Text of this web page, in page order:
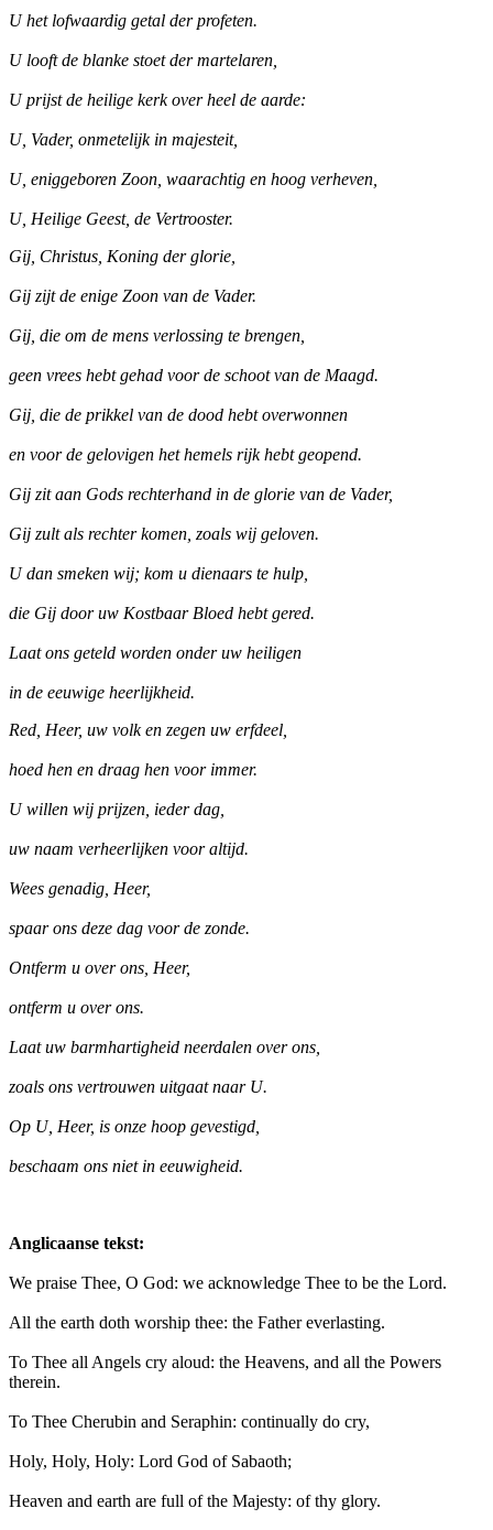
U het lofwaardig getal der profeten.
U looft de blanke stoet der martelaren,
U prijst de heilige kerk over heel de aarde:
U, Vader, onmetelijk in majesteit,
U, eniggeboren Zoon, waarachtig en hoog verheven,
U, Heilige Geest, de Vertrooster.
Gij, Christus, Koning der glorie,
Gij zijt de enige Zoon van de Vader.
Gij, die om de mens verlossing te brengen,
geen vrees hebt gehad voor de schoot van de Maagd.
Gij, die de prikkel van de dood hebt overwonnen
en voor de gelovigen het hemels rijk hebt geopend.
Gij zit aan Gods rechterhand in de glorie van de Vader,
Gij zult als rechter komen, zoals wij geloven.
U dan smeken wij; kom u dienaars te hulp,
die Gij door uw Kostbaar Bloed hebt gered.
Laat ons geteld worden onder uw heiligen
in de eeuwige heerlijkheid.
Red, Heer, uw volk en zegen uw erfdeel,
hoed hen en draag hen voor immer.
U willen wij prijzen, ieder dag,
uw naam verheerlijken voor altijd.
Wees genadig, Heer,
spaar ons deze dag voor de zonde.
Ontferm u over ons, Heer,
ontferm u over ons.
Laat uw barmhartigheid neerdalen over ons,
zoals ons vertrouwen uitgaat naar U.
Op U, Heer, is onze hoop gevestigd,
beschaam ons niet in eeuwigheid.
Anglicaanse tekst:
We praise Thee, O God: we acknowledge Thee to be the Lord.
All the earth doth worship thee: the Father everlasting.
To Thee all Angels cry aloud: the Heavens, and all the Powers
therein.
To Thee Cherubin and Seraphin: continually do cry,
Holy, Holy, Holy: Lord God of Sabaoth;
Heaven and earth are full of the Majesty: of thy glory.